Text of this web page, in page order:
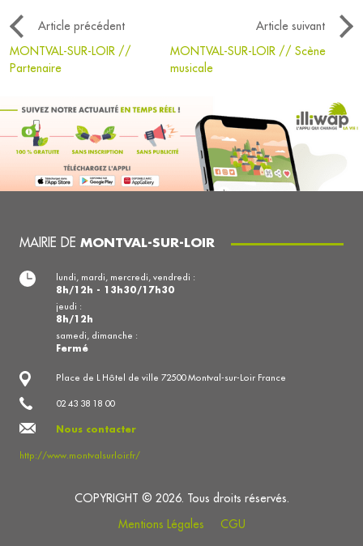
Article précédent
Article suivant
MONTVAL-SUR-LOIR //
Partenaire
MONTVAL-SUR-LOIR // Scène
musicale
MAIRIE DE MONTVAL-SUR-LOIR
Place de L Hôtel de ville 72500 Montval-sur-Loir France
02 43 38 18 00
Nous contacter
http://www.montvalsurloir.fr/
lundi, mardi, mercredi, vendredi :
8h/12h - 13h30/17h30
jeudi :
8h/12h
samedi, dimanche :
Fermé
COPYRIGHT © 2026. Tous droits réservés.
Mentions Légales
CGU